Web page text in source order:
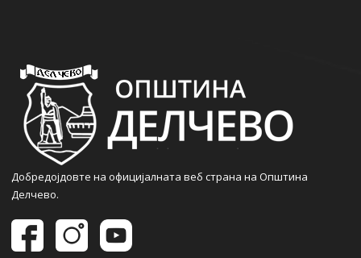
Добредојдовте на официјалната веб страна на Општина
Делчево.